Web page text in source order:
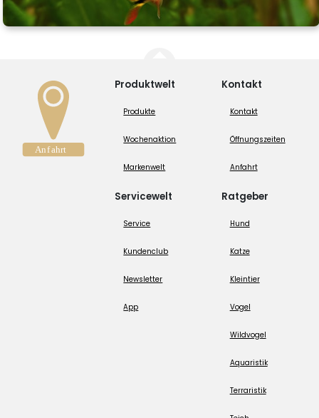
Produktwelt
Produkte
Wochenaktion
Markenwelt
Servicewelt
Service
Kundenclub
Newsletter
App
Kontakt
Kontakt
Öffnungszeiten
Anfahrt
Ratgeber
Hund
Katze
Kleintier
Vogel
Wildvogel
Aquaristik
Terraristik